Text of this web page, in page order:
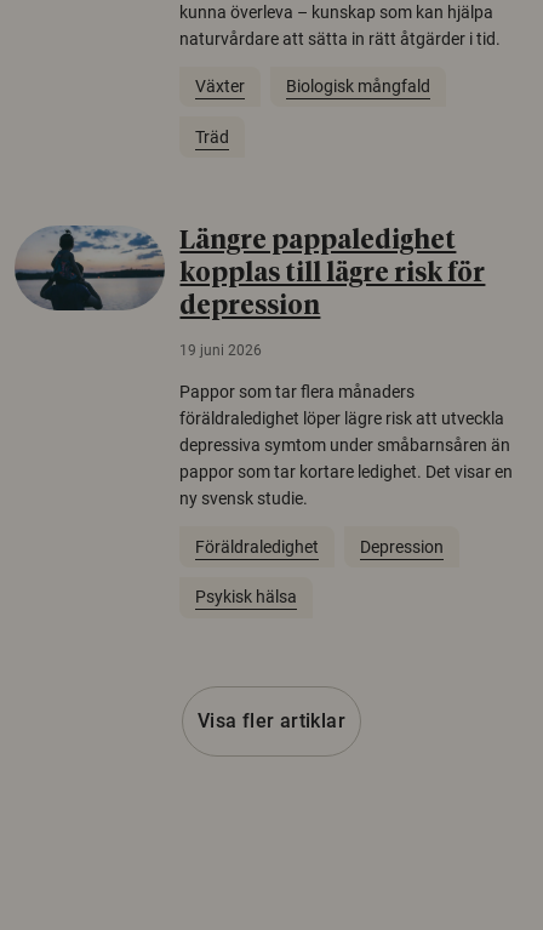
kunna överleva – kunskap som kan hjälpa
naturvårdare att sätta in rätt åtgärder i tid.
Växter Biologisk mångfald
Träd
Längre pappaledighet
kopplas till lägre risk för
depression
19 juni 2026
Pappor som tar flera månaders
föräldraledighet löper lägre risk att utveckla
depressiva symtom under småbarnsåren än
pappor som tar kortare ledighet. Det visar en
ny svensk studie.
Föräldraledighet Depression
Psykisk hälsa
Visa fler artiklar